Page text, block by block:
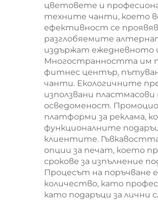
цветовете и
техните чанти, което
ефективност се
разглобяемите
издържат ежедневното
Многостранността им
фитнес център,
чанти. Екологичните
използвани
осведоменост.
платформи за реклама,
функционалните
клиентите.
опции за печат, което
срокове за изпълнение
Процесът на поръчване
количество, като
като подаръци за